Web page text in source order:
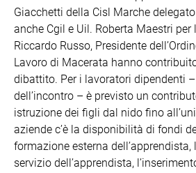
Giacchetti della Cisl Marche
anche Cgil e Uil. Roberta Maestri per
Riccardo Russo, Presidente
Lavoro di Macerata hanno
dibattito. Per i lavoratori dipendenti
dell’incontro – è previsto un
istruzione dei figli dal nido fino
aziende c’è la disponibilità di fondi
formazione esterna
servizio dell’apprendista,